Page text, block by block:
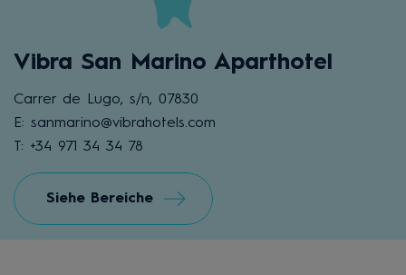
Vibra San Marino Aparthotel
Carrer de Lugo, s/n, 07830
E: sanmarino@vibrahotels.com
T: +34 971 34 34 78
Siehe Bereiche